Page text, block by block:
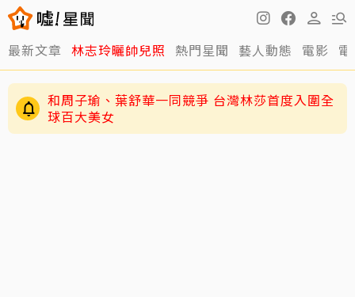
最新文章 林志玲曬帥兒照 熱門星聞 藝人動態 電影
和周子瑜、葉舒華一同競爭 台灣林莎首度入圍全
球百大美女